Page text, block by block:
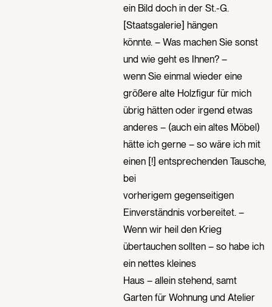
ein Bild doch in der St.-G.
[Staatsgalerie] hängen
könnte. – Was machen Sie sonst
und wie geht es Ihnen? –
wenn Sie einmal wieder eine
größere alte Holzfigur für mich
übrig hätten oder irgend etwas
anderes – (auch ein altes Möbel)
hätte ich gerne – so wäre ich mit
einen [!] entsprechenden Tausche,
bei
vorherigem gegenseitigen
Einverständnis vorbereitet. –
Wenn wir heil den Krieg
übertauchen sollten – so habe ich
ein nettes kleines
Haus – allein stehend, samt
Garten für Wohnung und Atelier